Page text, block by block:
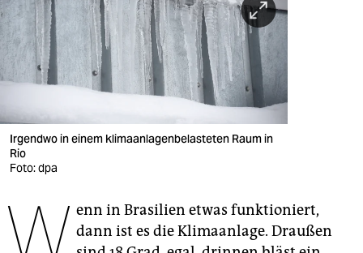
wahrheit
verlag
veranstaltungen
shop
unterstützen
Irgendwo in einem klimaanlagenbelasteten Raum in
Rio
Foto: dpa
enn in Brasilien etwas funktioniert,
dann ist es die Klimaanlage. Draußen